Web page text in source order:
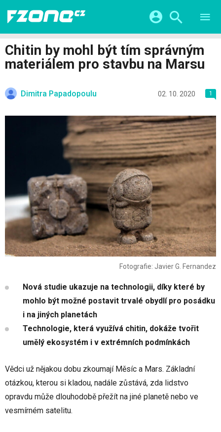
VIDEA
KATEGORIE
CHYTRÁ MĚSTA
ŽIVOT BUDOUCNOSTI
FINTECH
Facebook Google
Twitter Microsoft
Chitin by mohl být tím správným
materiálem pro stavbu na Marsu
Dimitra Papadopoulu 02. 10. 2020 1
Fotografie: Javier G. Fernandez
Nová studie ukazuje na technologii, díky které by
mohlo být možné postavit trvalé obydlí pro posádku
i na jiných planetách
Technologie, která využívá chitin, dokáže tvořit
umělý ekosystém i v extrémních podmínkách
Vědci už nějakou dobu zkoumají Měsíc a Mars. Základní
otázkou, kterou si kladou, nadále zůstává, zda lidstvo
opravdu může dlouhodobě přežít na jiné planetě nebo ve
vesmírném satelitu.